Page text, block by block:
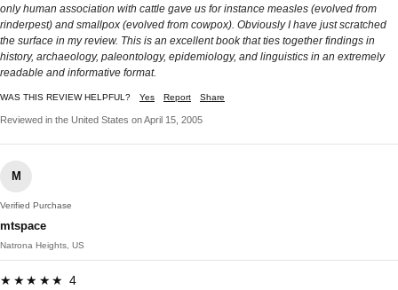
only human association with cattle gave us for instance measles (evolved from
rinderpest) and smallpox (evolved from cowpox). Obviously I have just scratched
the surface in my review. This is an excellent book that ties together findings in
history, archaeology, paleontology, epidemiology, and linguistics in an extremely
readable and informative format.
WAS THIS REVIEW HELPFUL? Yes Report Share
Reviewed in the United States on April 15, 2005
M
Verified Purchase
mtspace
Natrona Heights, US
★★★★★ 4